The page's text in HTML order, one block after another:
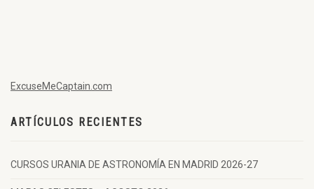
ExcuseMeCaptain.com
ARTÍCULOS RECIENTES
CURSOS URANIA DE ASTRONOMÍA EN MADRID 2026-27